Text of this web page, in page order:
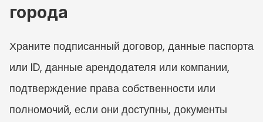
города
Храните подписанный договор, данные паспорта
или ID, данные арендодателя или компании,
подтверждение права собственности или
полномочий, если они доступны, документы